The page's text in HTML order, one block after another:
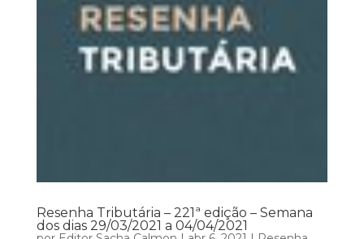
Resenha Tributária – 221ª edição – Semana
dos dias 29/03/2021 a 04/04/2021